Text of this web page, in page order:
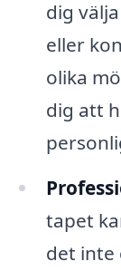
dig
eller
olika
dig att
tapet
det inte